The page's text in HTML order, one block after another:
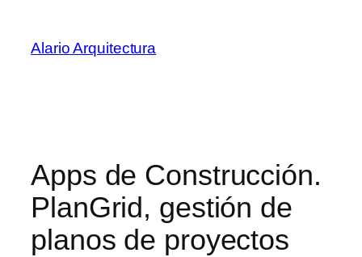
contenido
Alario Arquitectura
Apps de Construcción.
PlanGrid, gestión de
planos de proyectos